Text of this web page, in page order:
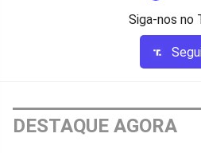
Siga-nos no
DESTAQUE AGORA